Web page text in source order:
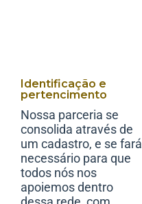
Identificação e
pertencimento
Nossa parceria se
consolida através de
um cadastro, e se fará
necessário para que
todos nós nos
apoiemos dentro